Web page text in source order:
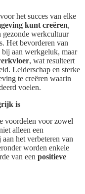
het succes van elke
kunt creëren,
gezonde werkcultuur
Het bevorderen van
bij aan werkgeluk, maar
, wat resulteert
Leiderschap en sterke
te creëren waarin
voelen.
is
voordelen voor zowel
alleen een
het verbeteren van
worden enkele
van een positieve